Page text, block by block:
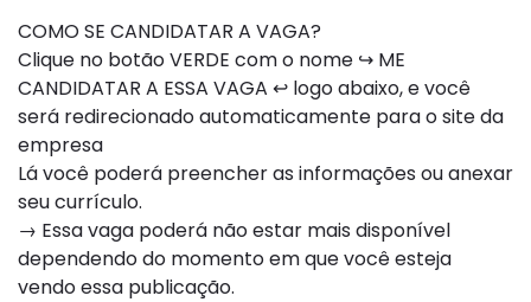
COMO SE CANDIDATAR A VAGA?
Clique no botão VERDE com o nome ↪ ME
CANDIDATAR A ESSA VAGA ↩ logo abaixo, e você
será redirecionado automaticamente para o site da
empresa
Lá você poderá preencher as informações ou anexar
seu currículo.
→ Essa vaga poderá não estar mais disponível
dependendo do momento em que você esteja
vendo essa publicação.